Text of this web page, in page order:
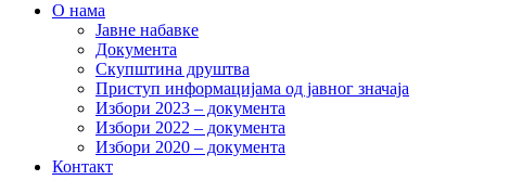
О нама
Јавне набавке
Документа
Скупштина друштва
Приступ информацијама од јавног значаја
Избори 2023 – документа
Избори 2022 – документа
Избори 2020 – документа
Контакт